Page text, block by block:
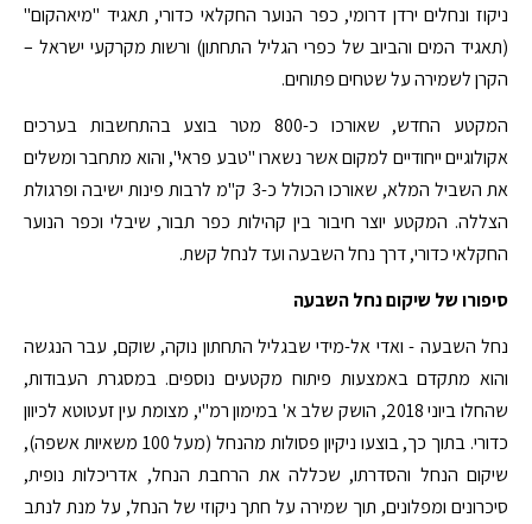
ניקוז ונחלים ירדן דרומי, כפר הנוער החקלאי כדורי, תאגיד "מיאהקום"
(תאגיד המים והביוב של כפרי הגליל התחתון) ורשות מקרקעי ישראל –
הקרן לשמירה על שטחים פתוחים.
המקטע החדש, שאורכו כ-800 מטר בוצע בהתחשבות בערכים
אקולוגיים ייחודיים למקום אשר נשארו "טבע פראי", והוא מתחבר ומשלים
את השביל המלא, שאורכו הכולל כ-3 ק"מ לרבות פינות ישיבה ופרגולת
הצללה. המקטע יוצר חיבור בין קהילות כפר תבור, שיבלי וכפר הנוער
החקלאי כדורי, דרך נחל השבעה ועד לנחל קשת.
סיפורו של שיקום נחל השבעה
נחל השבעה - ואדי אל-מידי שבגליל התחתון נוקה, שוקם, עבר הנגשה
והוא מתקדם באמצעות פיתוח מקטעים נוספים. במסגרת העבודות,
שהחלו ביוני 2018, הושק שלב א' במימון רמ"י, מצומת עין זעטוטא לכיוון
כדורי. בתוך כך, בוצעו ניקיון פסולות מהנחל (מעל 100 משאיות אשפה),
שיקום הנחל והסדרתו, שכללה את הרחבת הנחל, אדריכלות נופית,
סיכרונים ומפלונים, תוך שמירה על חתך ניקוזי של הנחל, על מנת לנתב